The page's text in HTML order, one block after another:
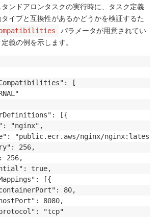
ンドアロンタスクの実行時に、タスク定義
タイプと互換性があるかどうかを検証するた
パラメータが用意されてい
義の例を示します。